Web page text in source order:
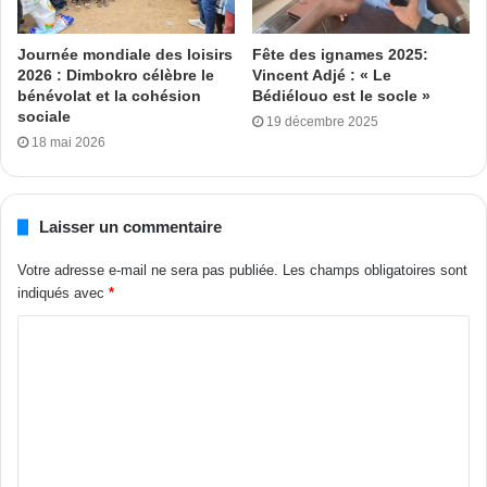
Journée mondiale des loisirs
2026 : Dimbokro célèbre le
bénévolat et la cohésion
sociale
18 mai 2026
Fête des ignames 2025:
Vincent Adjé : « Le
Bédiélouo est le socle »
19 décembre 2025
Laisser un commentaire
Votre adresse e-mail ne sera pas publiée. Les champs obligatoires sont
indiqués avec *